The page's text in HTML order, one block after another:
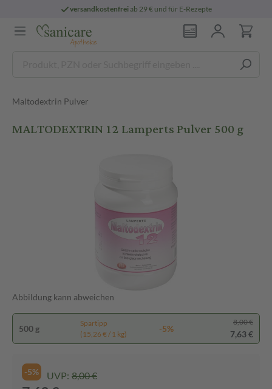
versandkostenfreiab 29 € und für E-Rezepte
Maltodextrin Pulver
MALTODEXTRIN 12 Lamperts Pulver 500 g
Abbildung kann abweichen
500 g
Spartipp
(15,26 € / 1 kg)
-5%
8,00 €
7,63 €
-5% UVP: 8,00 €